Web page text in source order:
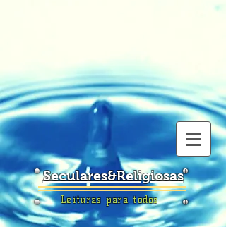
Seculares&Religiosas
Leituras para todos